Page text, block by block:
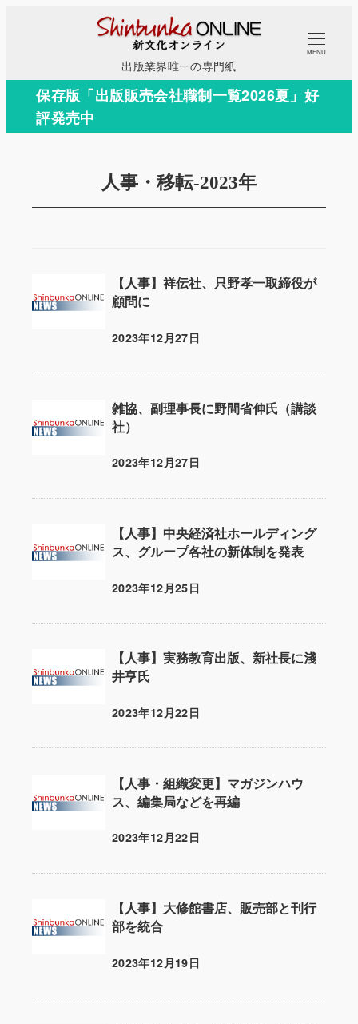
コ
テ
出版業界唯一の専門紙
MENU
保存版「出版販売会社職制一覧2026夏」好
評発売中
人事・移転-2023年
【人事】祥伝社、只野孝一取締役が
顧問に
投稿日
2023年12月27日
雑協、副理事長に野間省伸氏（講談
社）
投稿日
2023年12月27日
【人事】中央経済社ホールディング
ス、グループ各社の新体制を発表
投稿日
2023年12月25日
【人事】実務教育出版、新社長に淺
井亨氏
投稿日
2023年12月22日
【人事・組織変更】マガジンハウ
ス、編集局などを再編
投稿日
2023年12月22日
【人事】大修館書店、販売部と刊行
部を統合
投稿日
2023年12月19日